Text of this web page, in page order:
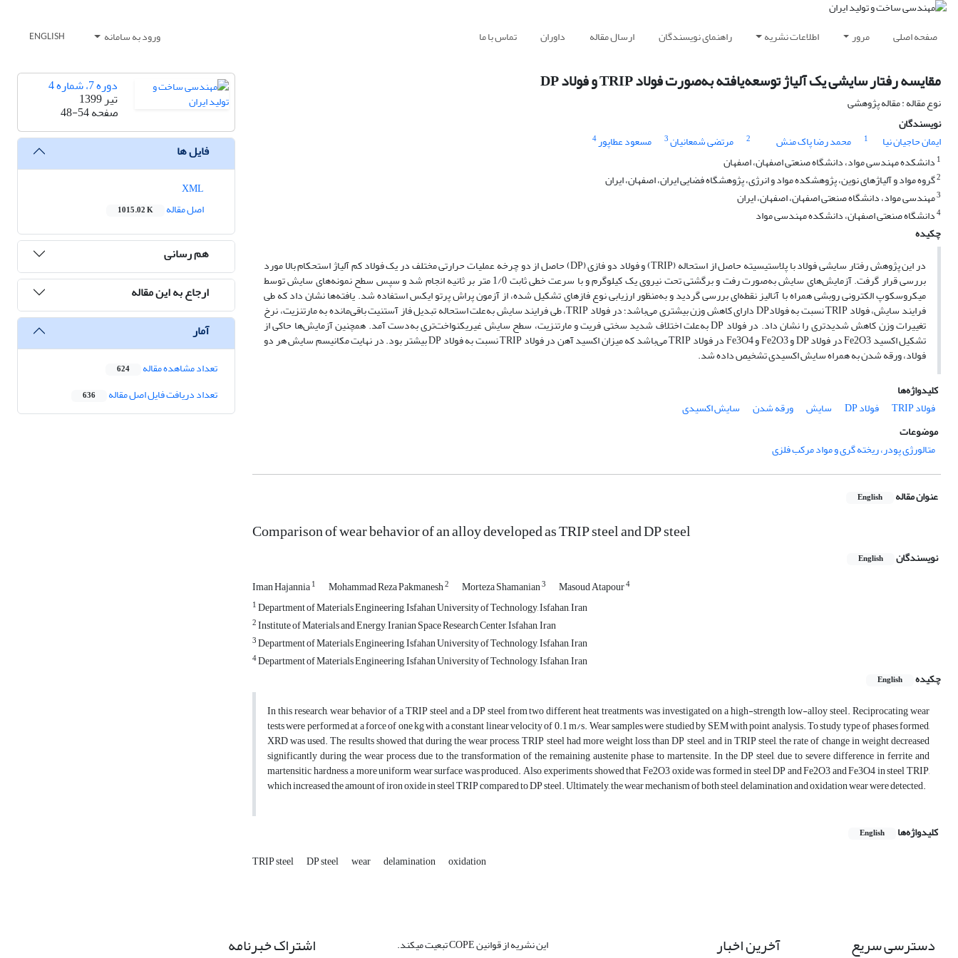
صفحه اصلی مرور اطلاعات نشریه راهنمای نویسندگان ارسال مقاله داوران تماس با ما ورود به سامانه ENGLISH
مقایسه رفتار سایشی یک آلیاژ توسعه‌یافته به‌صورت فولاد TRIP و فولاد DP
نوع مقاله : مقاله پژوهشی
نویسندگان
ایمان حاجیان نیا
1 محمد رضا پاک منش 2 مرتضی شمعانیان3 مسعود عطاپور4
1 دانشکده مهندسی مواد، دانشگاه صنعتی اصفهان، اصفهان
2گروه مواد و آلیاژهای نوین، پژوهشکده مواد و انرژی، پژوهشگاه فضایی ایران، اصفهان، ایران
3مهندسی مواد، دانشگاه صنعتی اصفهان، اصفهان، ایران
4دانشگاه صنعتی اصفهان، دانشکده مهندسی مواد
چکیده
در این پژوهش رفتار سایشی فولاد با پلاستیسیته حاصل از استحاله (TRIP) و فولاد دو فازی (DP) حاصل از دو چرخه عملیات حرارتی مختلف در یک فولاد کم آلیاژ استحکام بالا مورد
بررسی قرار گرفت. آزمایش‌های سایش به‌صورت رفت و برگشتی تحت نیروی یک کیلوگرم و با سرعت خطی ثابت 1/0 متر بر ثانیه انجام شد و سپس سطح نمونه‌های سایش توسط
میکروسکوپ الکترونی روبشی همراه با آنالیز نقطه‌ای بررسی گردید و به‌منظور ارزیابی نوع فازهای تشکیل شده، از آزمون پراش پرتو ایکس استفاده شد. یافته‌ها نشان داد که طی
فرایند سایش، فولاد TRIP نسبت به فولادDP دارای کاهش وزن بیشتری می‌باشد؛ در فولاد TRIP، طی فرایند سایش به‌علت استحاله تبدیل فاز آستنیت باقی‌مانده به مارتنزیت، نرخ
تغییرات وزن کاهش شدیدتری را نشان داد. در فولاد DP به‌علت اختلاف شدید سختی فریت و مارتنزیت، سطح سایش غیریکنواخت‌تری به‌دست آمد. همچنین آزمایش‌ها حاکی از
تشکیل اکسید Fe2O3 در فولاد DP و Fe2O3 و Fe3O4 در فولاد TRIP می‌باشد که میزان اکسید آهن در فولاد TRIP نسبت به فولاد DP بیشتر بود. در نهایت مکانیسم سایش هر دو
فولاد، ورقه شدن به همراه سایش اکسیدی تشخیص داده شد.
کلیدواژه‌ها
فولاد TRIP
فولاد DP سایش ورقه شدن
سایش اکسیدی
موضوعات
متالورژی پودر، ریخته گری و مواد مرکب فلزی
عنوان مقاله English
Comparison of wear behavior of an alloy developed as TRIP steel and DP steel
نویسندگان English
Iman Hajannia1 Mohammad Reza Pakmanesh2 Morteza Shamanian3 Masoud Atapour4
1Department of Materials Engineering, Isfahan University of Technology, Isfahan, Iran
2Institute of Materials and Energy, Iranian Space Research Center, Isfahan, Iran
3Department of Materials Engineering, Isfahan University of Technology, Isfahan, Iran
4Department of Materials Engineering, Isfahan University of Technology, Isfahan, Iran
چکیده
English
In this research, wear behavior of a TRIP steel and a DP steel from two different heat treatments was investigated on a high-strength low-alloy steel. Reciprocating wear
tests were performed at a force of one kg with a constant linear velocity of 0.1 m/s. Wear samples were studied by SEM with point analysis. To study type of phases formed,
XRD was used. The results showed that during the wear process, TRIP steel had more weight loss than DP steel, and in TRIP steel, the rate of change in weight decreased
significantly during the wear process due to the transformation of the remaining austenite phase to martensite. In the DP steel, due to severe difference in ferrite and
martensitic hardness, a more uniform wear surface was produced. Also, experiments showed that Fe2O3 oxide was formed in steel DP and Fe2O3 and Fe3O4 in steel TRIP,
which increased the amount of iron oxide in steel TRIP compared to DP steel. Ultimately, the wear mechanism of both steel, delamination and oxidation wear were detected.
کلیدواژه‌ها English
TRIP steel DP steel wear delamination oxidation
دوره 7، شماره 4
تیر 1399
صفحه48-54
فایل ها
اصل مقاله
1015.02 K
هم رسانی
ارجاع به این مقاله
آمار
تعداد مشاهده مقاله 624
تعداد دریافت فایل اصل مقاله 636
دسترسی سریع آخرین اخبار این نشریه از قوانین COPE تبعیت میکند. اشتراک خبرنامه